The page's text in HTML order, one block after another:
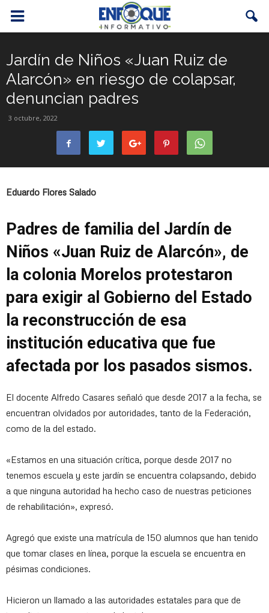
Jardín de Niños «Juan Ruiz de
Alarcón» en riesgo de colapsar,
denuncian padres
3 octubre, 2022
Eduardo Flores Salado
Padres de familia del Jardín de
Niños «Juan Ruiz de Alarcón», de
la colonia Morelos protestaron
para exigir al Gobierno del Estado
la reconstrucción de esa
institución educativa que fue
afectada por los pasados sismos.
El docente Alfredo Casares señaló que desde 2017 a la fecha, se
encuentran olvidados por autoridades, tanto de la Federación,
como de la del estado.
«Estamos en una situación crítica, porque desde 2017 no
tenemos escuela y este jardín se encuentra colapsando, debido
a que ninguna autoridad ha hecho caso de nuestras peticiones
de rehabilitación», expresó.
Agregó que existe una matrícula de 150 alumnos que han tenido
que tomar clases en línea, porque la escuela se encuentra en
pésimas condiciones.
Hicieron un llamado a las autoridades estatales para que de